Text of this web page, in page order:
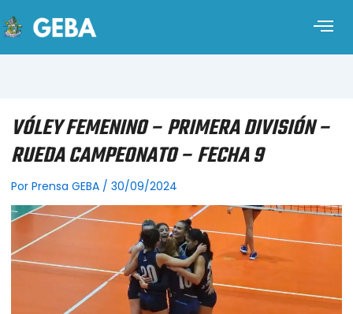
VÓLEY FEMENINO – PRIMERA DIVISIÓN –
RUEDA CAMPEONATO – FECHA 9
Por Prensa GEBA / 30/09/2024